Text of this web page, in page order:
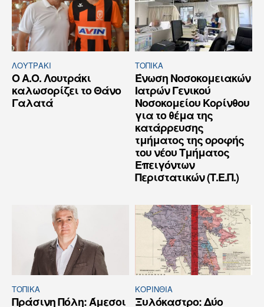
ΛΟΥΤΡΆΚΙ
Ο Α.Ο. Λουτράκι
καλωσορίζει το Θάνο
Γαλατά
ΤΟΠΙΚΑ
Ένωση Νοσοκομειακών
Ιατρών Γενικού
Νοσοκομείου Κορίνθου
για το θέμα της
κατάρρευσης
τμήματος της οροφής
του νέου Τμήματος
Επειγόντων
Περιστατικών (Τ.Ε.Π.)
ΤΟΠΙΚΑ
Πράσινη Πόλη: Άμεσοι
ΚΟΡΙΝΘΊΑ
Ξυλόκαστρο: Δύο